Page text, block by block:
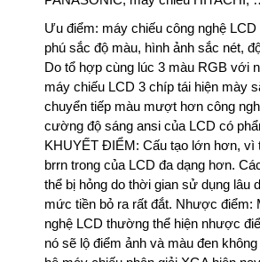
Ưu điểm: máy chiếu công nghệ
phú sắc độ màu, hình ảnh sắc nét,
Do tổ hợp cùng lúc 3 màu RGB với
máy chiếu LCD 3 chíp tái hiện mày
chuyển tiếp màu mượt hơn công
cường độ sáng ansi của LCD có
KHUYẾT ĐIỂM: Cấu tạo lớn hơn, vì
brrn trong của LCD đa dạng hơn.
thể bị hỏng do thời gian sử dụng lâu
mức tiền bỏ ra rất đắt. Nhược điểm:
nghệ LCD thường thể hiện nhược
nó sẽ lộ điểm ảnh và màu đen